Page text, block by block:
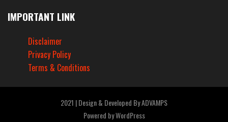
IMPORTANT LINK
Disclaimer
Privacy Policy
Terms & Conditions
2021 | Design & Developed By ADVAMPS
Powered byWordPress